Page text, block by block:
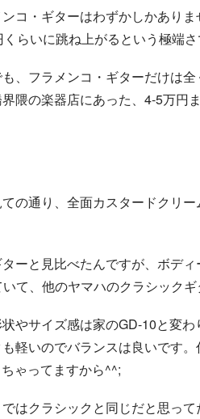
コ・ギターはわずかしかあり
らいに跳ね上がるという極端
、フラメンコ・ギターだけは
隈の楽器店にあった、4-5万円
の通り、全面カスタードクリ
ーと見比べたんですが、ボデ
て、他のヤマハのクラシック
やサイズ感は家のGD-10と変
軽いのでバランスは良いです
ゃってますから^^;
はクラシックと同じだと思っ